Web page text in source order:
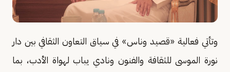
وتأتي فعالية «قصيد وناس» في سياق التعاون الثقافي بين دار
نورة الموسى للثقافة والفنون ونادي يباب لهواة الأدب، بما